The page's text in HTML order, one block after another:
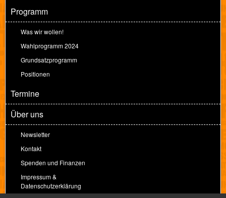
Programm
Was wir wollen!
Wahlprogramm 2024
Grundsatzprogramm
Positionen
Termine
Über uns
Newsletter
Kontakt
Spenden und Finanzen
Impressum &
Datenschutzerklärung